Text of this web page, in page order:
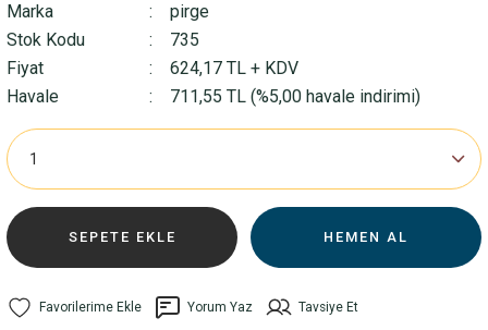
Marka
pirge
Stok Kodu
735
Fiyat
624,17 TL + KDV
Havale
711,55 TL (%5,00 havale indirimi)
SEPETE EKLE HEMEN AL
Yorum Yaz Tavsiye Et